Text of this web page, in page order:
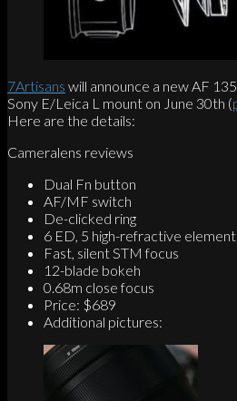
7Artisans will announce a new AF
Sony E/Leica L mount on June 30th (
Here are the details:
Cameralens reviews
Dual Fn button
AF/MF switch
De-clicked ring
6 ED, 5 high-refractive
Fast, silent STM focus
12-blade bokeh
0.68m close focus
Price: $689
Additional pictures: